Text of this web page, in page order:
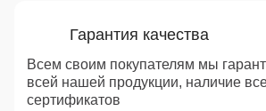
Гарантия качества
Всем своим покупателям мы
всей нашей продукции, наличие
сертификатов